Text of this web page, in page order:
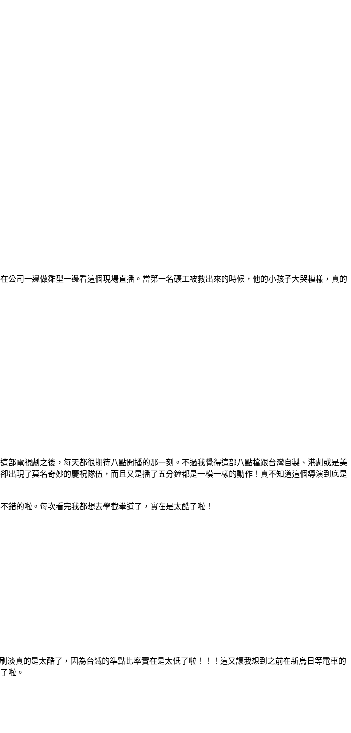
司一邊做雛型一邊看這個現場直播。當第一名礦工被救出來的時候，他的小孩子大哭模樣，真的
電視劇之後，每天都很期待八點開播的那一刻。不過我覺得這部八點檔跟台灣自製、港劇或是美
現了莫名奇妙的慶祝隊伍，而且又是播了五分鐘都是一模一樣的動作！真不知道這個導演到底是
錯的啦。每次看完我都想去學截拳道了，實在是太酷了啦！
真的是太酷了，因為台鐵的準點比率實在是太低了啦！！！這又讓我想到之前在新烏日等電車的
啦。